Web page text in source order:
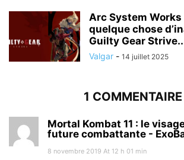
Arc System
quelque chose
Guilty Gear
Valgar - 14 juillet 2025
1 COMMENTAIRE
Mortal Kombat 11 : le
future combattante -
8 novembre 2019 At 12 h 01 min